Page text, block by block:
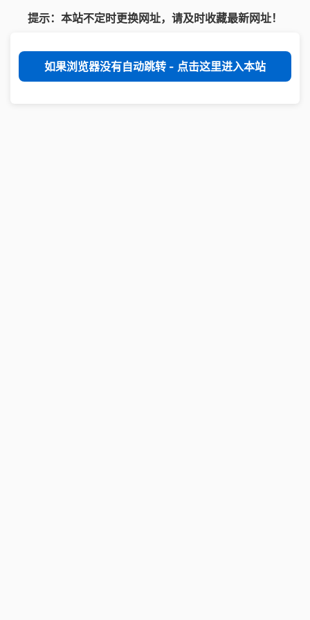
提示：本站不定时更换网址，请及时收藏最新网址！
如果浏览器没有自动跳转 - 点击这里进入本站